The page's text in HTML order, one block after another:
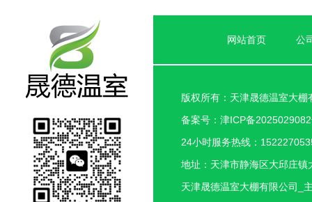
网站首页 公
版权所有：天津晟德温室大棚
备案号： 津ICP备
24小时服务热线：
地址：天津市静海区大邱庄镇
天津晟德温室大棚有限公司_